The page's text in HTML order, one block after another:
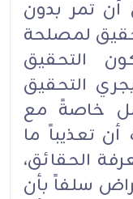
أن تمر بدون
لمصلحة
التحقيق
التحقيق
خاصةً مع
تعذيباً ما
الحقائق،
سلفاً بأن